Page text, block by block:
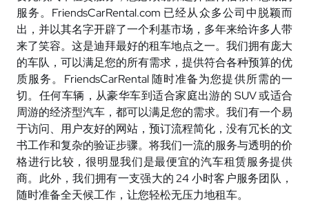
服务。 FriendsCarRental.com 已经从众多公司中脱颖而
出，并以其名字开辟了一个利基市场，多年来给许多人带
来了笑容。这是迪拜最好的租车地点之一。我们拥有庞大
的车队，可以满足您的所有需求，提供符合各种预算的优
质服务。 FriendsCarRental随时准备为您提供所需的一
切。任何车辆，从豪华车到适合家庭出游的 SUV或适合
周游的经济型汽车，都可以满足您的需求。我们有一个易
于访问、用户友好的网站，预订流程简化，没有冗长的文
书工作和复杂的验证步骤。将我们一流的服务与透明的价
格进行比较，很明显我们是最便宜的汽车租赁服务提供
商。此外，我们拥有一支强大的24小时客户服务团队，
随时准备全天候工作，让您轻松无压力地租车。